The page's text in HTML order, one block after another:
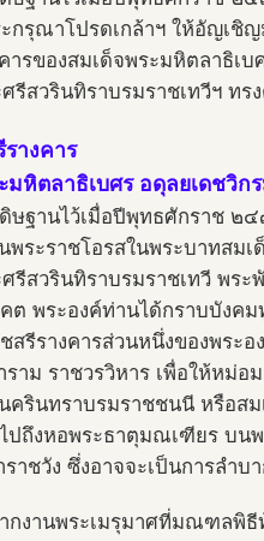
กรุณาโปรดเกล้าฯ ให้อัญเชิ
ารของสมเด็จพระมหิตลาธิเ
รีสวรินทิราบรมราชเทวีฯ ทรง
างคาร
มหิตลาธิเบศร อดุลยเดชวิก
ษฐานไว้เมื่อปีพุทธศักราช ๒
พระราชโอรสในพระบาทสม
รีสวรินทิราบรมราชเทวี พระ
ต พระองค์ท่านได้กราบบังค
สรีรางคารส่วนหนึ่งของพระ
าม ราชวรวิหาร เพื่อให้หม่
ครินทราบรมราชชนนี หรือส
ปถึงหอพระธาตุมณเฑียร บน
าชวัง ซึ่งอาจจะเป็นการลำบ
กงานพระเมรุมาศที่มณฑลพิ